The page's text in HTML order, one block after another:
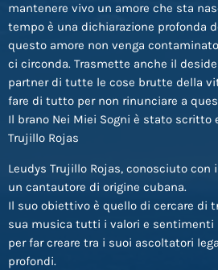
mantenere vivo un amore che sta
tempo è una dichiarazione profonda
questo amore non venga
ci circonda. Trasmette anche il
partner di tutte le cose brutte della
fare di tutto per non rinunciare a
Il brano Nei Miei Sogni è stato scritto
Trujillo Rojas
Leudys Trujillo Rojas, conosciuto con
un cantautore di origine cubana.
Il suo obiettivo è quello di cercare di
sua musica tutti i valori e sentimenti
per far creare tra i suoi ascoltatori
profondi.